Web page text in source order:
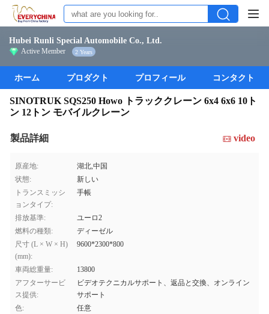
Hubei Runli Special Automobile Co., Ltd.
Active Member 2 Years
ホーム プロダクト プロフィール コンタクト
SINOTRUK SQS250 Howo トラッククレーン 6x4 6x6 10ト
ン 12トン モバイルクレーン
製品詳細 video
原産地:
湖北,中国
状態:
新しい
トランスミッシ
ョンタイプ:
手帳
排放基準:
ユーロ2
燃料の種類:
ディーゼル
尺寸 (L × W × H)
(mm):
9600*2300*800
車両総重量:
13800
アフターサービ
ス提供:
ビデオテクニカルサポート、返品と交換、オンライン
サポート
色:
任意